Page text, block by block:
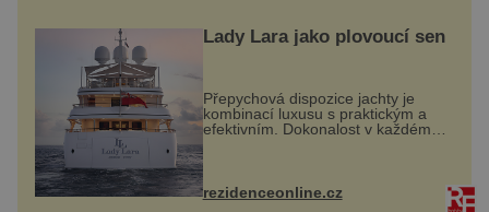
Lady Lara jako plovoucí sen
Přepychová dispozice jachty je
kombinací luxusu s praktickým a
efektivním. Dokonalost v každém
detailu představuje značka Fendi
Casa, kterou byly vybaveny její
paluby. Monacký přístav nabízí
každoročn...
rezidenceonline.cz